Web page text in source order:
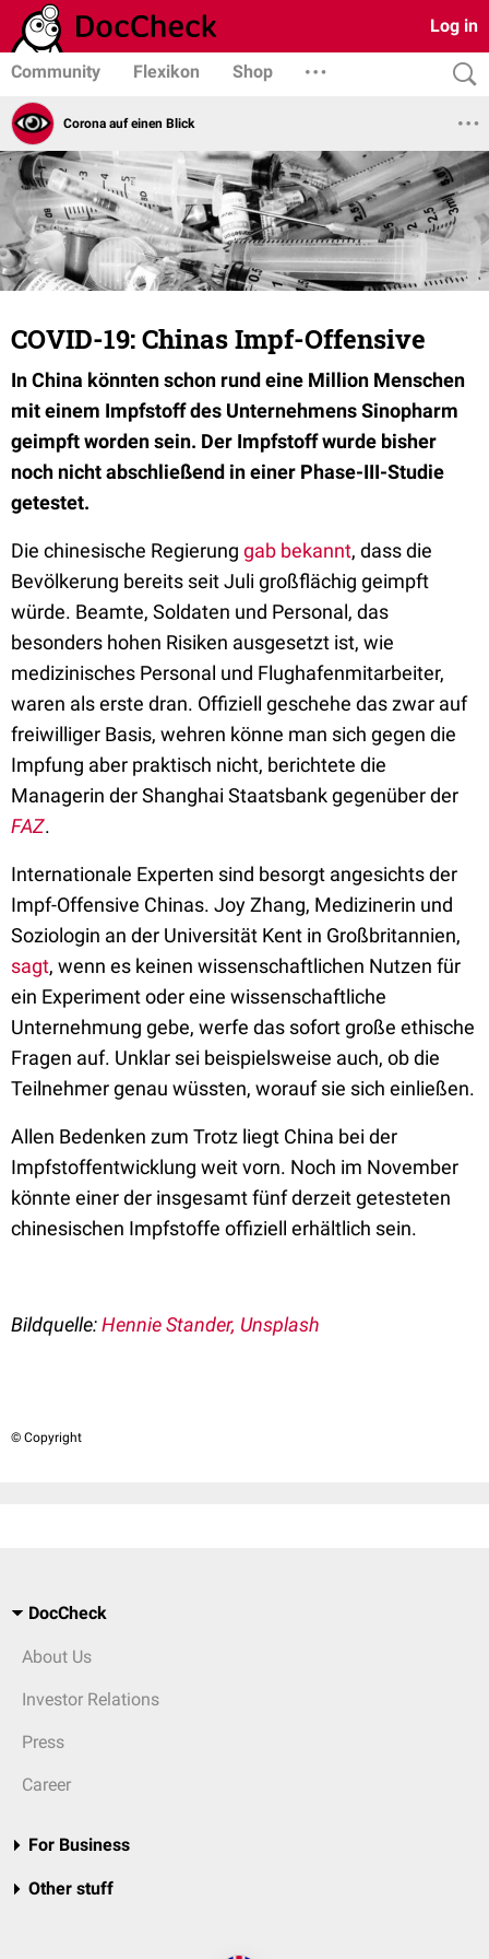
Log in
Community Flexikon Shop
Corona auf einen Blick
COVID-19: Chinas Impf-Offensive
In China könnten schon rund eine Million Menschen
mit einem Impfstoff des Unternehmens Sinopharm
geimpft worden sein. Der Impfstoff wurde bisher
noch nicht abschließend in einer Phase-III-Studie
getestet.
Die chinesische Regierung gab bekannt, dass die
Bevölkerung bereits seit Juli großflächig geimpft
würde. Beamte, Soldaten und Personal, das
besonders hohen Risiken ausgesetzt ist, wie
medizinisches Personal und Flughafenmitarbeiter,
waren als erste dran. Offiziell geschehe das zwar auf
freiwilliger Basis, wehren könne man sich gegen die
Impfung aber praktisch nicht, berichtete die
Managerin der Shanghai Staatsbank gegenüber der
FAZ.
Internationale Experten sind besorgt angesichts der
Impf-Offensive Chinas. Joy Zhang, Medizinerin und
Soziologin an der Universität Kent in Großbritannien,
sagt, wenn es keinen wissenschaftlichen Nutzen für
ein Experiment oder eine wissenschaftliche
Unternehmung gebe, werfe das sofort große ethische
Fragen auf. Unklar sei beispielsweise auch, ob die
Teilnehmer genau wüssten, worauf sie sich einließen.
Allen Bedenken zum Trotz liegt China bei der
Impfstoffentwicklung weit vorn. Noch im November
könnte einer der insgesamt fünf derzeit getesteten
chinesischen Impfstoffe offiziell erhältlich sein.
Bildquelle:Hennie Stander, Unsplash
© Copyright
DocCheck
About Us
Investor Relations
Press
Career
For Business
Other stuff